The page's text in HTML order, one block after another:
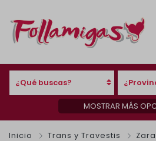
¿Qué buscas?
MOSTRAR MÁS
Inicio Trans y Travestis